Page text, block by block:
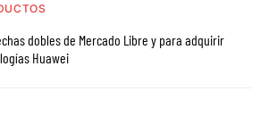
dobles de Mercado Libre y para adquirir
Huawei